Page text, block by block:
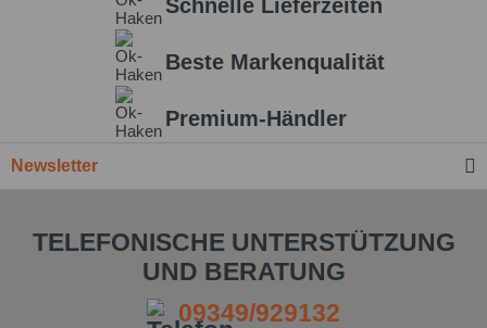
Schnelle Lieferzeiten
Beste Markenqualität
Premium-Händler
Newsletter
TELEFONISCHE UNTERSTÜTZUNG
UND BERATUNG
09349/929132